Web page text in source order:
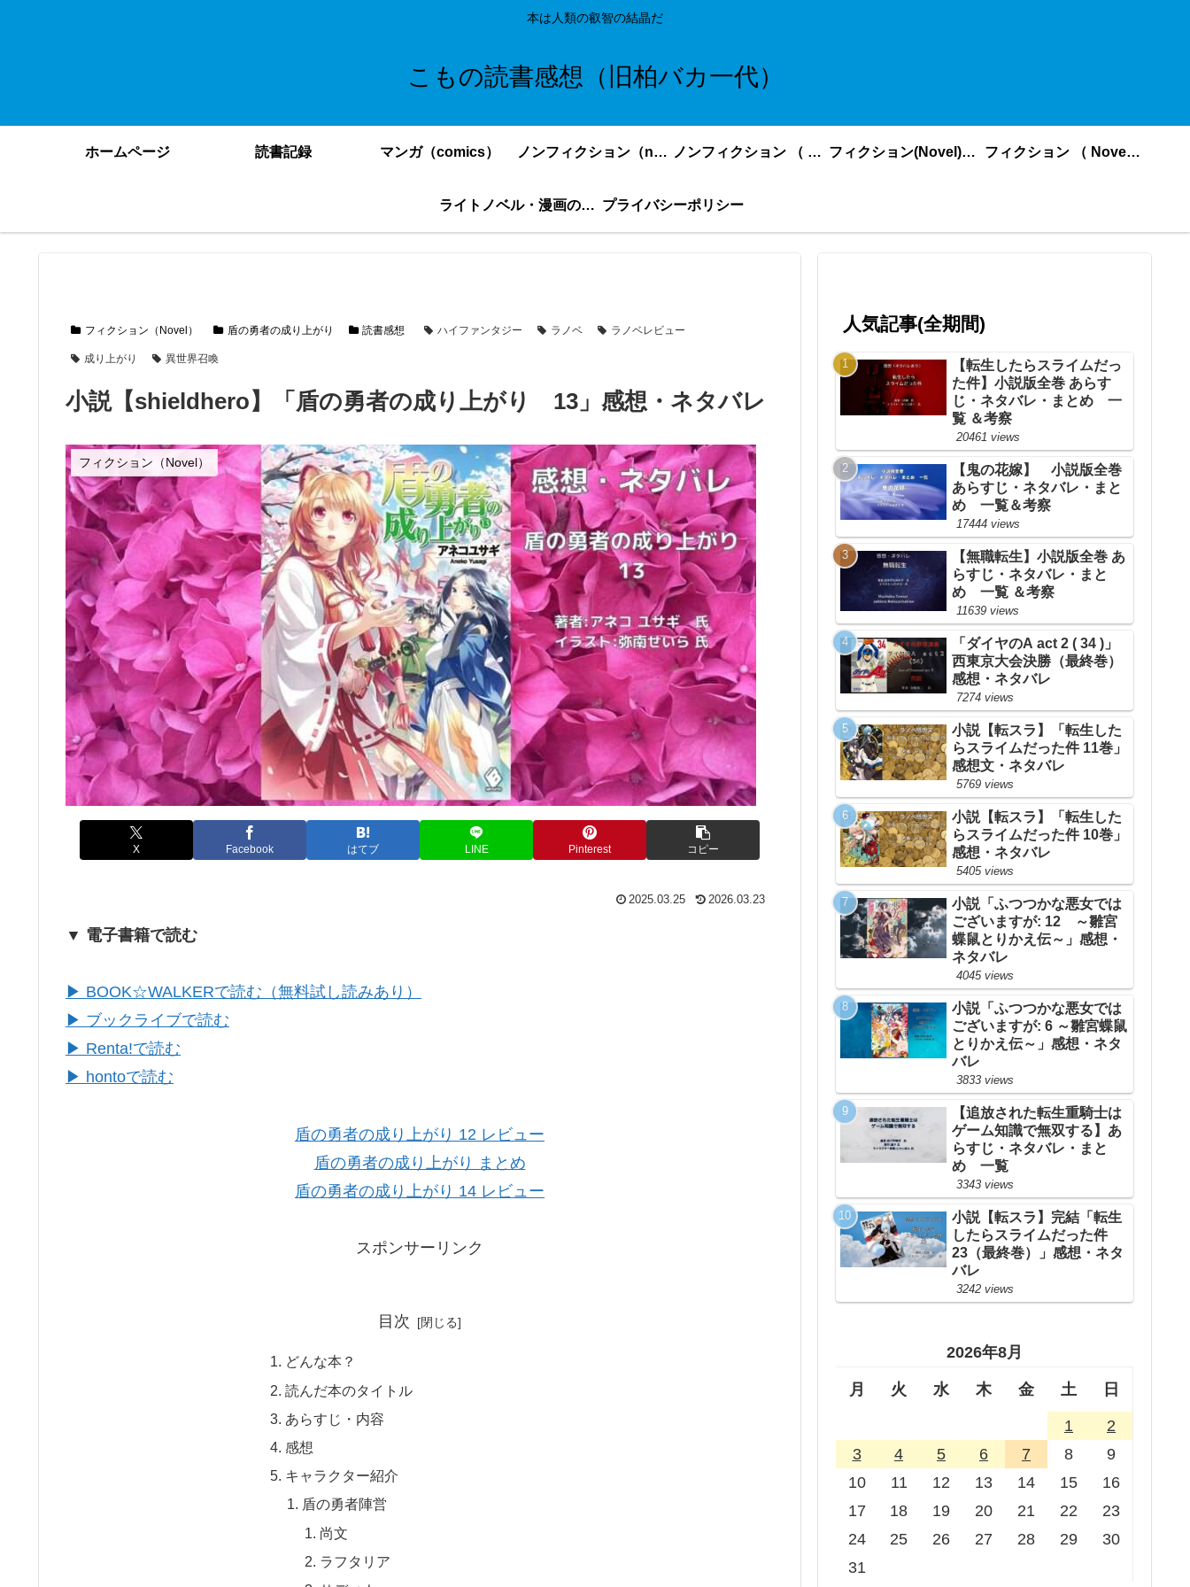
本は人類の叡智の結晶だ
こもの読書感想（旧柏バカ一代）
ホームページ 読書記録 マンガ（comics） ノンフィクション（nonfiction）更新順 ノンフィクション （ nonfiction ） あいうえお順 フィクション(Novel)更新順 フィクション （ Novel ） あいうえお順
ライトノベル・漫画の感想・ネタバレまとめ｜こもの読書感想 プライバシーポリシー
フィクション（Novel） 盾の勇者の成り上がり 読書感想 ハイファンタジー ラノベ ラノベレビュー
成り上がり 異世界召喚
小説【shieldhero】「盾の勇者の成り上がり 13」感想・ネタバレ
フィクション（Novel）
X Facebook はてブ LINE Pinterest コピー
2025.03.25 2026.03.23
▼ 電子書籍で読む
▶ BOOK☆WALKERで読む（無料試し読みあり）
▶ ブックライブで読む
▶ Renta!で読む
▶ hontoで読む
盾の勇者の成り上がり 12 レビュー
盾の勇者の成り上がり まとめ
盾の勇者の成り上がり 14 レビュー
スポンサーリンク
目次
どんな本？
読んだ本のタイトル
あらすじ・内容
感想
キャラクター紹介
盾の勇者陣営
尚文
ラフタリア
人気記事(全期間)
【転生したらスライムだっ
た件】小説版全巻 あらす
じ・ネタバレ・まとめ 一
覧 ＆考察
20461 views
【鬼の花嫁】 小説版全巻
あらすじ・ネタバレ・まと
め 一覧＆考察
17444 views
【無職転生】小説版全巻 あ
らすじ・ネタバレ・まと
め 一覧 ＆考察
11639 views
「ダイヤのA act 2 ( 34 )」
西東京大会決勝（最終巻）
感想・ネタバレ
7274 views
小説【転スラ】「転生した
らスライムだった件 11巻」
感想文・ネタバレ
5769 views
小説【転スラ】「転生した
らスライムだった件 10巻」
感想・ネタバレ
5405 views
小説「ふつつかな悪女では
ございますが: 12 ～雛宮
蝶鼠とりかえ伝～」感想・
ネタバレ
4045 views
小説「ふつつかな悪女では
ございますが: 6 ～雛宮蝶鼠
とりかえ伝～」感想・ネタ
バレ
3833 views
【追放された転生重騎士は
ゲーム知識で無双する】あ
らすじ・ネタバレ・まと
め 一覧
3343 views
小説【転スラ】完結「転生
したらスライムだった件
23（最終巻）」感想・ネタ
バレ
3242 views
2026年8月
月 火 水 木 金 土 日
1
2
3
4 5 6 7 8
9
10
11 12 13 14 15
16
17
18 19 20 21 22
23
24
25 26 27 28 29
30
31